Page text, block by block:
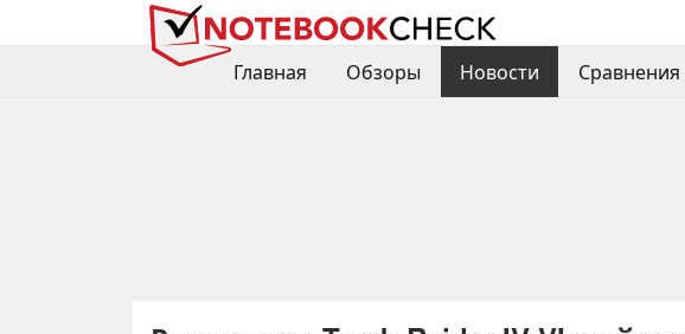
Главная
Обзоры Новости